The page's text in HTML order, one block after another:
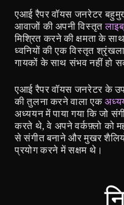
एआई रैपर वॉयस जनरेटर
आवाजों की अपनी विस्तृत
मिश्रित करने की क्षमता के
ध्वनियों की एक विस्तृत
गायकों के साथ संभव नहीं हो
एआई रैपर वॉयस जनरेटर के
की तुलना करने वाला एक
अध्ययन में पाया गया कि जो
करते थे, वे अपने वर्कफ़्लो को
से संगीत बनाने और मुखर
प्रयोग करने में सक्षम थे।